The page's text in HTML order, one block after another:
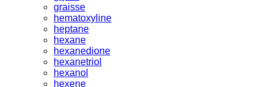
graisse
hematoxyline
heptane
hexane
hexanedione
hexanetriol
hexanol
hexene